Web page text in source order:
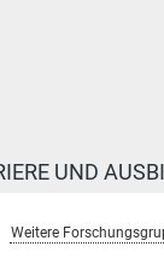
UND
Weitere